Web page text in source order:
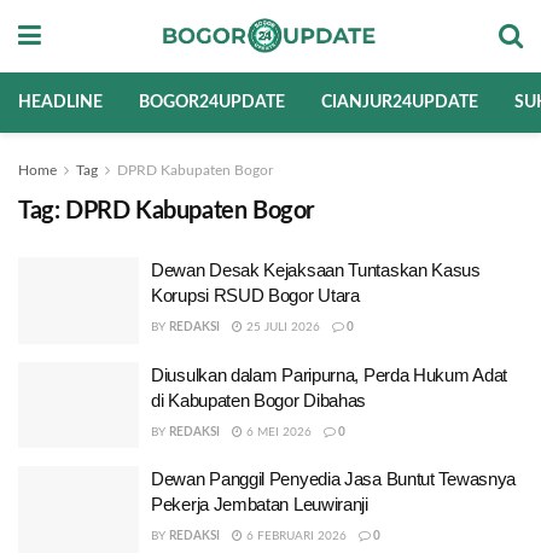
HEADLINE BOGOR24UPDATE CIANJUR24UPDATE
Home Tag DPRD Kabupaten Bogor
Tag: DPRD Kabupaten Bogor
Dewan Desak Kejaksaan Tuntaskan Kasus
Korupsi RSUD Bogor Utara
BY REDAKSI 25 JULI 2026 0
Diusulkan dalam Paripurna, Perda Hukum Adat
di Kabupaten Bogor Dibahas
BY REDAKSI 6 MEI 2026 0
Dewan Panggil Penyedia Jasa Buntut Tewasnya
Pekerja Jembatan Leuwiranji
BY REDAKSI 6 FEBRUARI 2026 0